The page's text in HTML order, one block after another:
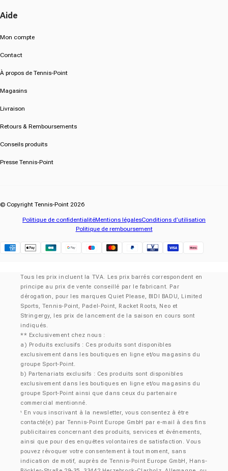
Aide
Mon compte
Contact
À propos de Tennis-Point
Magasins
Livraison
Retours & Remboursements
Conseils produits
Presse Tennis-Point
© Copyright Tennis-Point 2026
Politique de confidentialitéMentions légalesConditions d’utilisation
Politique de remboursement
Tous les prix incluent la TVA. Les prix barrés correspondent en
principe au prix de vente conseillé par le fabricant. Par
dérogation, pour les marques Quiet Please, BIDI BADU, Limited
Sports, Tennis-Point, Padel-Point, Racket Roots, Neo et
Stringergy, les prix de lancement de la saison en cours sont
indiqués.
** Exclusivement chez nous :
a) Produits exclusifs : Ces produits sont disponibles
exclusivement dans les boutiques en ligne et/ou magasins du
groupe Sport-Point.
b) Partenariats exclusifs : Ces produits sont disponibles
exclusivement dans les boutiques en ligne et/ou magasins du
groupe Sport-Point ainsi que dans ceux du partenaire
commercial mentionné.
¹
En vous inscrivant à la newsletter, vous consentez à être
contacté(e) par Tennis-Point Europe GmbH par e-mail à des fins
publicitaires concernant des produits, services et événements,
ainsi que pour des enquêtes volontaires de satisfaction. Vous
pouvez révoquer votre consentement à tout moment, sans
indication de motif, auprès de Tennis-Point Europe GmbH, Hans-